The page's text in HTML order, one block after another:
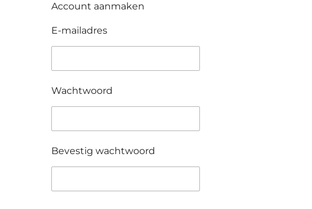
Account aanmaken
E-mailadres
Wachtwoord
Bevestig wachtwoord